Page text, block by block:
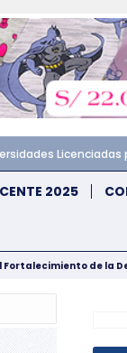
Licenciadas
2025
Fortalecimiento de la